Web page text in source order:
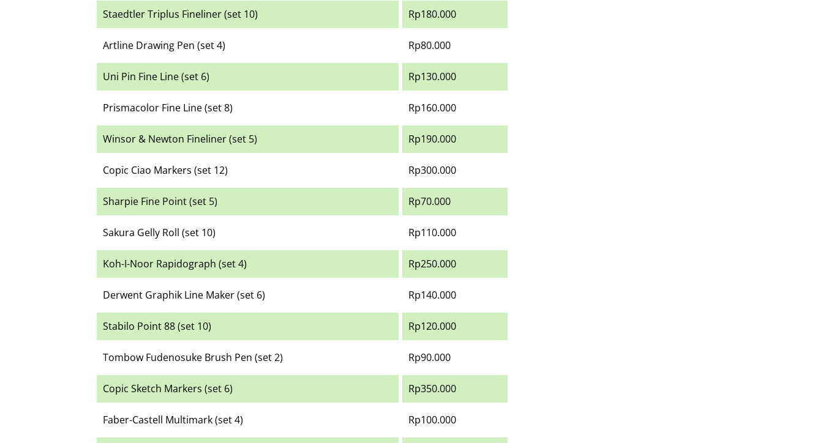
Staedtler Triplus Fineliner (set 10) Rp180.000
Artline Drawing Pen (set 4) Rp80.000
Uni Pin Fine Line (set 6) Rp130.000
Prismacolor Fine Line (set 8) Rp160.000
Winsor & Newton Fineliner (set 5) Rp190.000
Copic Ciao Markers (set 12) Rp300.000
Sharpie Fine Point (set 5) Rp70.000
Sakura Gelly Roll (set 10) Rp110.000
Koh-I-Noor Rapidograph (set 4) Rp250.000
Derwent Graphik Line Maker (set 6) Rp140.000
Stabilo Point 88 (set 10) Rp120.000
Tombow Fudenosuke Brush Pen (set 2) Rp90.000
Copic Sketch Markers (set 6) Rp350.000
Faber-Castell Multimark (set 4) Rp100.000